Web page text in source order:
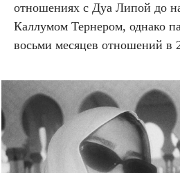
отношениях с Дуа Липой до
Каллумом Тернером, однако
восьми месяцев отношений в